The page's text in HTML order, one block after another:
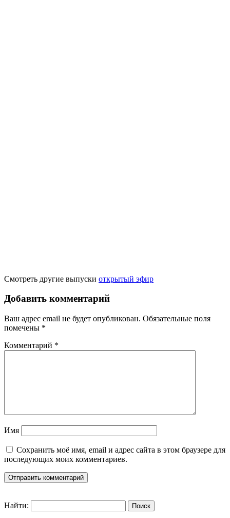
Смотреть другие выпуски открытый эфир
Добавить комментарий
Ваш адрес email не будет опубликован. Обязательные поля
помечены *
Комментарий *
Имя
Сохранить моё имя, email и адрес сайта в этом браузере для
последующих моих комментариев.
Найти: